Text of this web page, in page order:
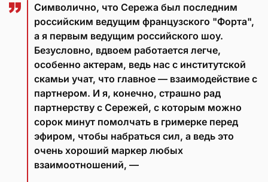
Символично, что Сережа был последним
российским ведущим французского "Форта",
а я первым ведущим российского шоу.
Безусловно, вдвоем работается легче,
особенно актерам, ведь нас с институтской
скамьи учат, что главное — взаимодействие с
партнером. И я, конечно, страшно рад
партнерству с Сережей, с которым можно
сорок минут помолчать в гримерке перед
эфиром, чтобы набраться сил, а ведь это
очень хороший маркер любых
взаимоотношений, —